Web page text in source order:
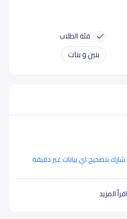
فئة الطلاب
بنين و بنات
اقرأ المزيد
شارك بتصحيح اي بيانات غير دقيقة